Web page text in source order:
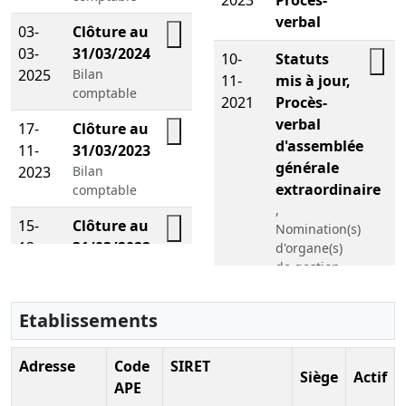
03-
03-
2025
Clôture au
31/03/2024
Bilan
comptable
Télécharger le PDF
17-
11-
2023
Clôture au
31/03/2023
Bilan
comptable
Télécharger le PDF
15-
12-
Clôture au
31/03/2022
Télécharger le PDF
26-
04-
2022
Clôture au
31/03/2021
Bilan
comptable
Télécharger le PDF
verbal
10-
11-
2021
Statuts
mis à jour,
Procès-
verbal
d'assemblée
générale
extraordinaire
,
Nomination(s)
d'organe(s)
de gestion,
administration
Changement
juridique ,
Etablissements
Adresse
Code
APE
SIRET
Siège Actif